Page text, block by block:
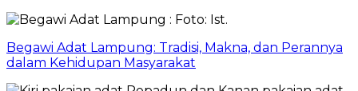
Begawi Adat Lampung: Tradisi, Makna, dan Perannya
dalam Kehidupan Masyarakat